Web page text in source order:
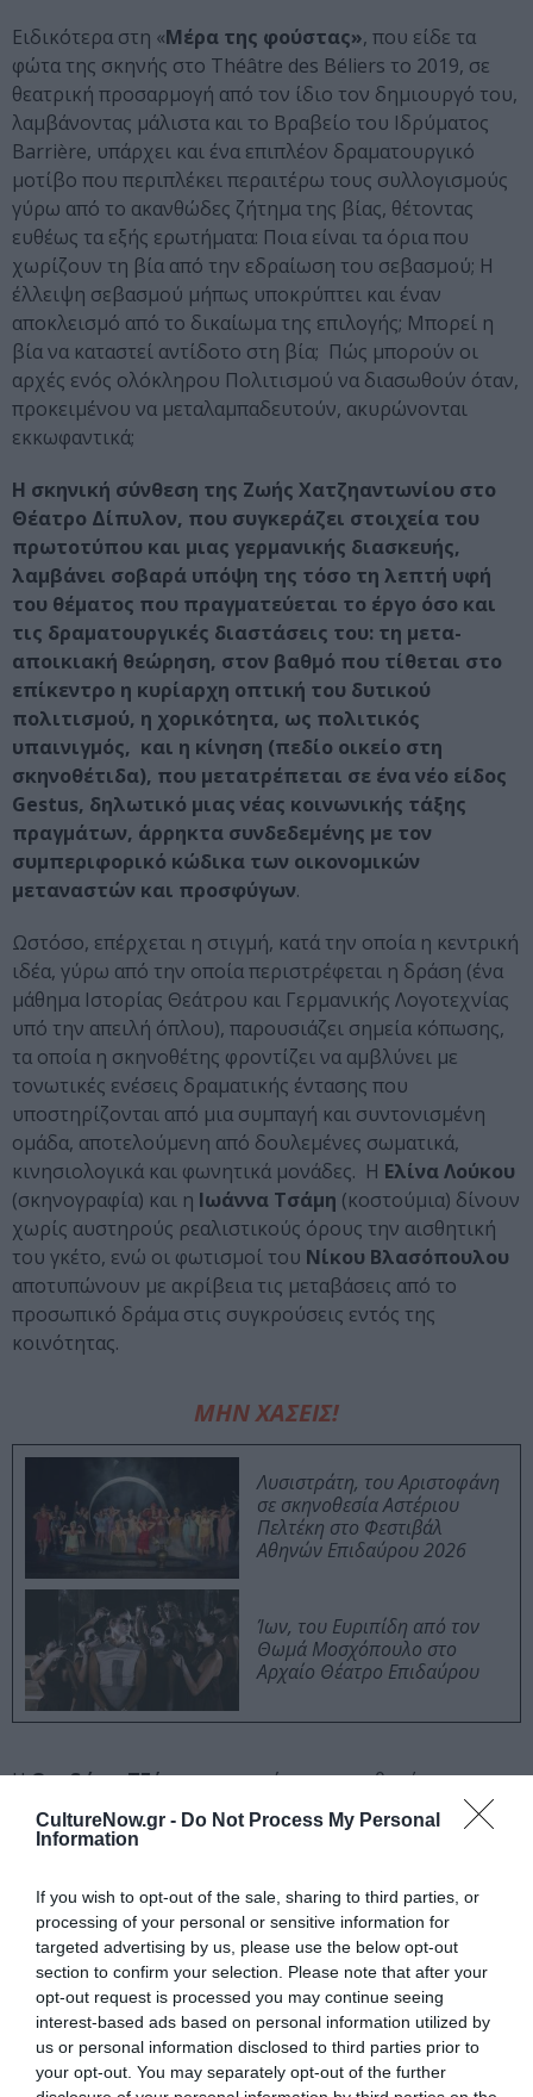
CultureNow.gr - Do Not Process My Personal
Information
If you wish to opt-out of the sale, sharing to third parties, or
processing of your personal or sensitive information for
targeted advertising by us, please use the below opt-out
section to confirm your selection. Please note that after your
opt-out request is processed you may continue seeing
interest-based ads based on personal information utilized by
us or personal information disclosed to third parties prior to
your opt-out. You may separately opt-out of the further
Ειδικότερα στη «Μέρα της φούστας», που είδε τα
φώτα της σκηνής στο Théâtre des Béliers το 2019, σε
θεατρική προσαρμογή από τον ίδιο τον δημιουργό του,
λαμβάνοντας μάλιστα και το Βραβείο του Ιδρύματος
Barrière, υπάρχει και ένα επιπλέον δραματουργικό
μοτίβο που περιπλέκει περαιτέρω τους συλλογισμούς
γύρω από το ακανθώδες ζήτημα της βίας, θέτοντας
ευθέως τα εξής ερωτήματα: Ποια είναι τα όρια που
χωρίζουν τη βία από την εδραίωση του σεβασμού; Η
έλλειψη σεβασμού μήπως υποκρύπτει και έναν
αποκλεισμό από το δικαίωμα της επιλογής; Μπορεί η
βία να καταστεί αντίδοτο στη βία; Πώς μπορούν οι
αρχές ενός ολόκληρου Πολιτισμού να διασωθούν όταν,
προκειμένου να μεταλαμπαδευτούν, ακυρώνονται
εκκωφαντικά;
Η σκηνική σύνθεση της Ζωής Χατζηαντωνίου στο
Θέατρο Δίπυλον, που συγκεράζει στοιχεία του
πρωτοτύπου και μιας γερμανικής διασκευής,
λαμβάνει σοβαρά υπόψη της τόσο τη λεπτή υφή
του θέματος που πραγματεύεται το έργο όσο και
τις δραματουργικές διαστάσεις του: τη μετα-
αποικιακή θεώρηση, στον βαθμό που τίθεται στο
επίκεντρο η κυρίαρχη οπτική του δυτικού
πολιτισμού, η χορικότητα, ως πολιτικός
υπαινιγμός, και η κίνηση (πεδίο οικείο στη
σκηνοθέτιδα), που μετατρέπεται σε ένα νέο είδος
Gestus, δηλωτικό μιας νέας κοινωνικής τάξης
πραγμάτων, άρρηκτα συνδεδεμένης με τον
συμπεριφορικό κώδικα των οικονομικών
μεταναστών και προσφύγων.
Ωστόσο, επέρχεται η στιγμή, κατά την οποία η κεντρική
ιδέα, γύρω από την οποία περιστρέφεται η δράση (ένα
μάθημα Ιστορίας Θεάτρου και Γερμανικής Λογοτεχνίας
υπό την απειλή όπλου), παρουσιάζει σημεία κόπωσης,
τα οποία η σκηνοθέτης φροντίζει να αμβλύνει με
τονωτικές ενέσεις δραματικής έντασης που
υποστηρίζονται από μια συμπαγή και συντονισμένη
ομάδα, αποτελούμενη από δουλεμένες σωματικά,
κινησιολογικά και φωνητικά μονάδες. Η Ελίνα Λούκου
(σκηνογραφία) και η Ιωάννα Τσάμη (κοστούμια) δίνουν
χωρίς αυστηρούς ρεαλιστικούς όρους την αισθητική
του γκέτο, ενώ οι φωτισμοί του Νίκου Βλασόπουλου
αποτυπώνουν με ακρίβεια τις μεταβάσεις από το
προσωπικό δράμα στις συγκρούσεις εντός της
κοινότητας.
ΜΗΝ ΧΑΣΕΙΣ!
Λυσιστράτη, του Αριστοφάνη
σε σκηνοθεσία Αστέριου
Πελτέκη στο Φεστιβάλ
Αθηνών Επιδαύρου 2026
Ίων, του Ευριπίδη από τον
Θωμά Μοσχόπουλο στο
Αρχαίο Θέατρο Επιδαύρου
ΗΘεοδώρα Τζήμουενσαρκώνει την καθηγήτρια
συστήνοντας έναν νέο ερμηνευτικό εαυτό,
περισσότερο εύπλαστο, λιγότερο στερεοτυπικό και, ως
τις δυναμικές των κορυφώσεων και των
αποκλιμακώσεων, καθώς και την ισότιμη αναφορά προς
όλους τους χαρακτήρες. Το σύνολο των νέων
ηθοποιών, αποτελούμενο από τους/τιςΜαρία
Αρζόγλου, Νατάσα Βλυσίδου, Βαγγέλη
Παπαγιαννόπουλο, Θάνο Κόνιαρη, Στέργιο
Μικρούτσικο, Τίτο Πινακά, Γιάννη Σανιδάκαι